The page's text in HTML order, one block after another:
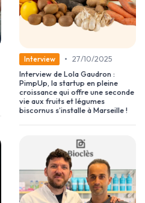
Interview • 27/10/2025
Interview de Lola Gaudron :
PimpUp, la startup en pleine
croissance qui offre une seconde
vie aux fruits et légumes
biscornus s’installe à Marseille !